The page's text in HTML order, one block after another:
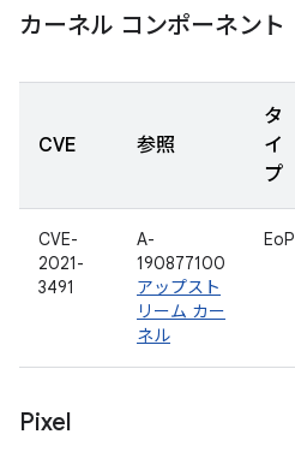
カーネル コンポーネント
CVE 参照
タ
イ
プ
CVE-
2021-
3491
A-
190877100
アップスト
リーム カー
ネル
EoP
Pixel